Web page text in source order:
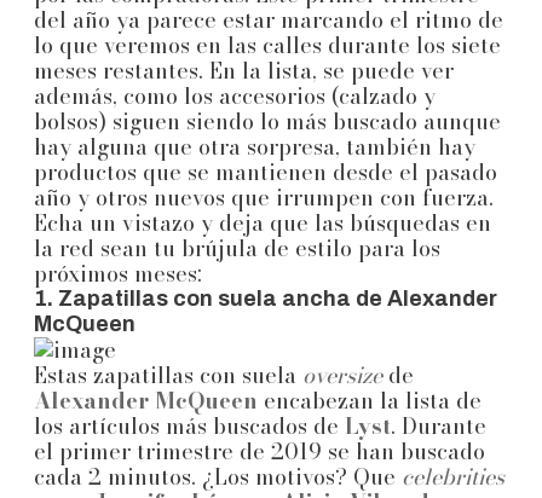
del año ya parece estar marcando el ritmo de
lo que veremos en las calles durante los siete
meses restantes. En la lista, se puede ver
además, como los accesorios (calzado y
bolsos) siguen siendo lo más buscado aunque
hay alguna que otra sorpresa, también hay
productos que se mantienen desde el pasado
año y otros nuevos que irrumpen con fuerza.
Echa un vistazo y deja que las búsquedas en
la red sean tu brújula de estilo para los
próximos meses:
1. Zapatillas con suela ancha de Alexander
McQueen
Estas zapatillas con suela oversizede
Alexander McQueen encabezan la lista de
los artículos más buscados de Lyst. Durante
el primer trimestre de 2019 se han buscado
cada 2 minutos. ¿Los motivos? Que celebrities